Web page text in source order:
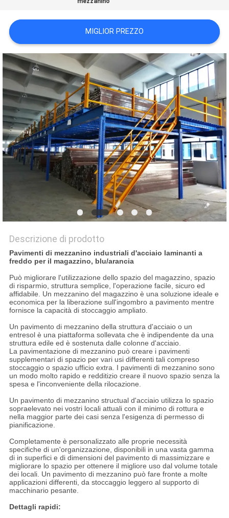
PRIVACY
POLICY
MIGLIOR PREZZO
Descrizione di prodotto
Pavimenti di mezzanino industriali d'acciaio laminanti a
freddo per il magazzino, blu/arancia
Può migliorare l'utilizzazione dello spazio del magazzino, spazio
di risparmio, struttura semplice, l'operazione facile, sicuro ed
affidabile. Un mezzanino del magazzino è una soluzione ideale e
economica per la liberazione sull'ingombro a pavimento mentre
fornisce la capacità di stoccaggio ampliato.
Un pavimento di mezzanino della struttura d'acciaio o un
entresol è una piattaforma sollevata che è indipendente da una
struttura edile ed è sostenuta dalle colonne d'acciaio.
La pavimentazione di mezzanino può creare i pavimenti
supplementari di spazio per vari usi differenti tali compreso
stoccaggio o spazio ufficio extra. I pavimenti di mezzanino sono
un modo molto rapido e redditizio creare il nuovo spazio senza la
spesa e l'inconveniente della rilocazione.
Un pavimento di mezzanino structual d'acciaio utilizza lo spazio
sopraelevato nei vostri locali attuali con il minimo di rottura e
nella maggior parte dei casi senza l'esigenza di permesso di
pianificazione.
Completamente è personalizzato alle proprie necessità
specifiche di un'organizzazione, disponibili in una vasta gamma
di in superfici e di dimensioni del pavimento di massimizzare e
migliorare lo spazio per ottenere il migliore uso dal volume totale
dei locali. Un pavimento di mezzanino può fare fronte a molte
applicazioni differenti, da stoccaggio leggero al supporto di
macchinario pesante.
Dettagli rapidi: